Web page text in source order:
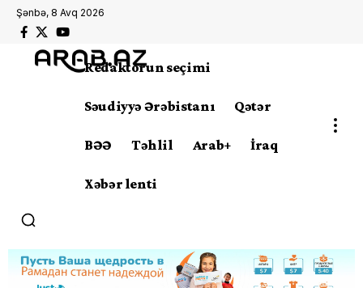
Şənbə, 8 Avq 2026
Redaktorun seçimi
Səudiyyə Ərəbistanı Qətər
BƏƏ Təhlil Arab+ İraq
Xəbər lenti